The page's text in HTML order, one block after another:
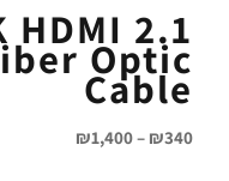
HDMI 2.1
Optic
Cable
₪340
–
₪1,400